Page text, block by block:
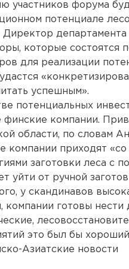
участников форума
потенциале
Директор
которые состоятся
для реализации
успешным».
потенциальных
финские компании.
области, по словам
компании приходят
заготовки леса с
уйти от ручной
у скандинавов
компании готовы
это был бы
Азиатские новости